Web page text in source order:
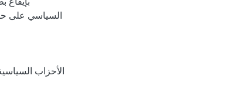
السياسي على
الأحزاب